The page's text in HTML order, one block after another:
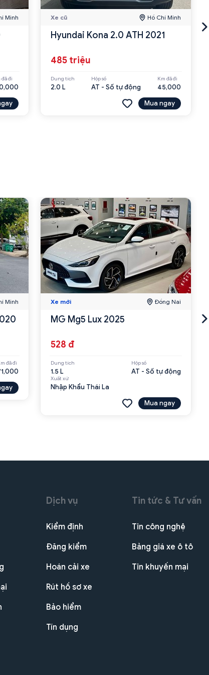
Minh
đã đi
Xe cũ Hồ Chí Minh
Hyundai Kona 2.0 ATH 2021
485 triệu
Dung tích
2.0 L
Hộp số
AT - Số tự động
Km đã đi
45,000
Mua ngay
Minh
đã đi
Xe mới Đồng Nai
MG Mg5 Lux 2025
528 đ
Dung tích
1.5 L
Hộp số
AT - Số tự động
Xuất xứ
Nhập Khẩu Thái La
Mua ngay
Dịch vụ
Kiểm định
Đăng kiểm
Hoán cải xe
Rút hồ sơ xe
Bảo hiểm
Tín dụng
Tin tức & Tư vấn
Tin công nghệ
Bảng giá xe ô tô
Tin khuyến mại